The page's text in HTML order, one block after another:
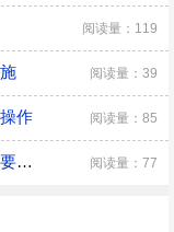
阅读量：119
阅读量：39
作 阅读量：85
新的一年如何提升自己 自己在新的一年需要改变的三大方面 阅读量：77